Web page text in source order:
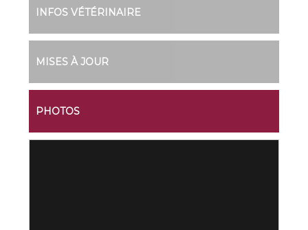
INFOS VÉTÉRINAIRE
MISES À JOUR
PHOTOS